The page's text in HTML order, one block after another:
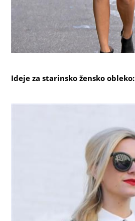
Ideje za starinsko žensko obleko: